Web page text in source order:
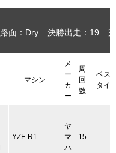
路面：Dry 決勝出走：19
マシン
メ
ー
カ
ー
周
回
数
ベス
タイ
YZF-R1
ヤ
マ
ハ
15